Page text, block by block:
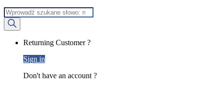
Wyszukiwarka
produktów
Returning Customer ?
Sign in
Don't have an account ?